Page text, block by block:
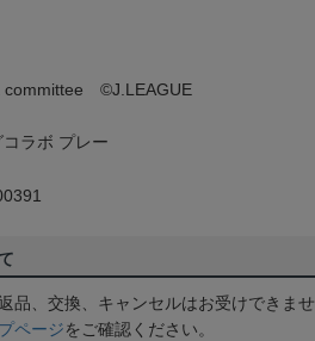
committee ©J.LEAGUE
ラボ プレー
品、交換、キャンセルはお受けできませ
ページをご確認ください。